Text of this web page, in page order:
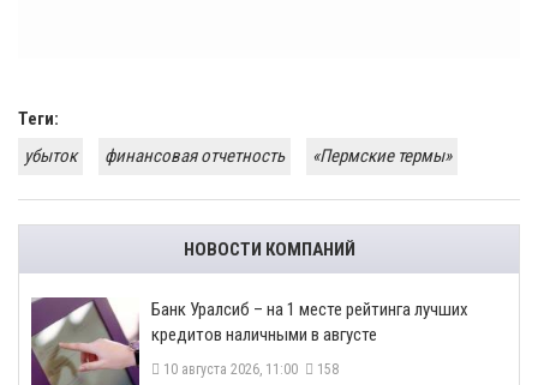
Теги:
убыток
финансовая отчетность «Пермские термы»
НОВОСТИ КОМПАНИЙ
Банк Уралсиб – на 1 месте рейтинга лучших
кредитов наличными в августе
10 августа 2026, 11:00 158